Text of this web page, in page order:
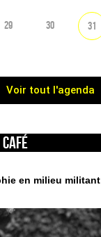
29 30 31
Voir tout l'agenda
café
en milieu militant